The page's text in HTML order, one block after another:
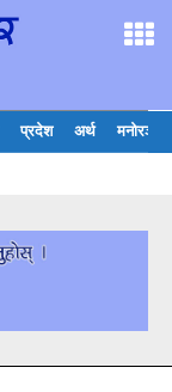
प्रदेश अर्थ मनोरञ्जन